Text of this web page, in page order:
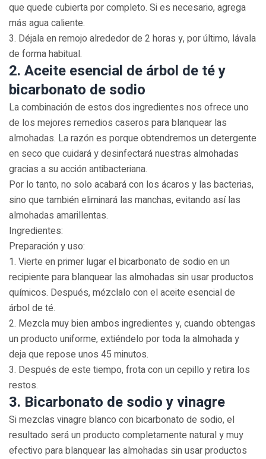
que quede cubierta por completo. Si es necesario, agrega
más agua caliente.
3. Déjala en remojo alrededor de 2 horas y, por último, lávala
de forma habitual.
2. Aceite esencial de árbol de té y
bicarbonato de sodio
La combinación de estos dos ingredientes nos ofrece uno
de los mejores remedios caseros para blanquear las
almohadas. La razón es porque obtendremos un detergente
en seco que cuidará y desinfectará nuestras almohadas
gracias a su acción antibacteriana.
Por lo tanto, no solo acabará con los ácaros y las bacterias,
sino que también eliminará las manchas, evitando así las
almohadas amarillentas.
Ingredientes:
Preparación y uso:
1. Vierte en primer lugar el bicarbonato de sodio en un
recipiente para blanquear las almohadas sin usar productos
químicos. Después, mézclalo con el aceite esencial de
árbol de té.
2. Mezcla muy bien ambos ingredientes y, cuando obtengas
un producto uniforme, extiéndelo por toda la almohada y
deja que repose unos 45 minutos.
3. Después de este tiempo, frota con un cepillo y retira los
restos.
3. Bicarbonato de sodio y vinagre
Si mezclas vinagre blanco con bicarbonato de sodio, el
resultado será un producto completamente natural y muy
efectivo para blanquear las almohadas sin usar productos